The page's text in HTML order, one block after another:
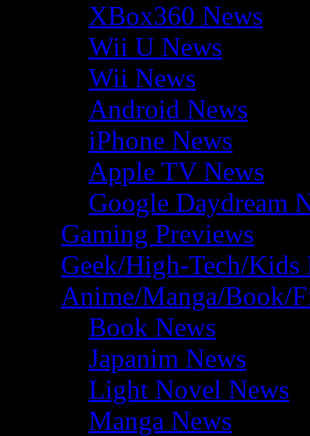
XBox360 News
Wii U News
Wii News
Android News
iPhone News
Apple TV News
Google Daydream
Gaming Previews
Geek/High-Tech/Kids
Anime/Manga/Book/
Book News
Japanim News
Light Novel News
Manga News